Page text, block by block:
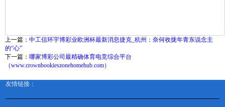
上一篇： 中工信环宇博彩业欧洲杯最新消息捷克_杭州：奈何收拢年青东说念主
的“心”
下一篇： 哪家博彩公司最精确体育电竞综合平台
（www.crownbookieszonehomehub.com）
友情链接：